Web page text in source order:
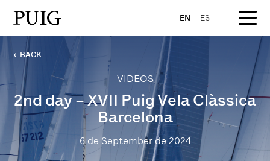
EN ES
← BACK
VIDEOS
2nd day – XVII Puig Vela Clàssica
Barcelona
6 de September de 2024